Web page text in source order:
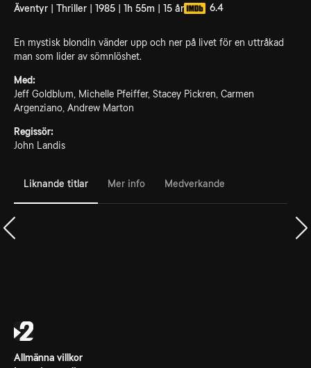
Äventyr | Thriller | 1985 | 1h 55m | 15 år 6.4
En mystisk blondin vänder upp och ner på livet för en uttråkad
man som lider av sömnlöshet.
Med:
Jeff Goldblum, Michelle Pfeiffer, Stacey Pickren, Carmen
Argenziano, Andrew Marton
Regissör:
John Landis
Liknande titlar Mer info Medverkande
Allmänna villkor